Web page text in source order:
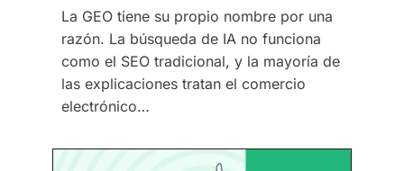
La GEO tiene su propio nombre por una
razón. La búsqueda de IA no funciona
como el SEO tradicional, y la mayoría de
las explicaciones tratan el comercio
electrónico…